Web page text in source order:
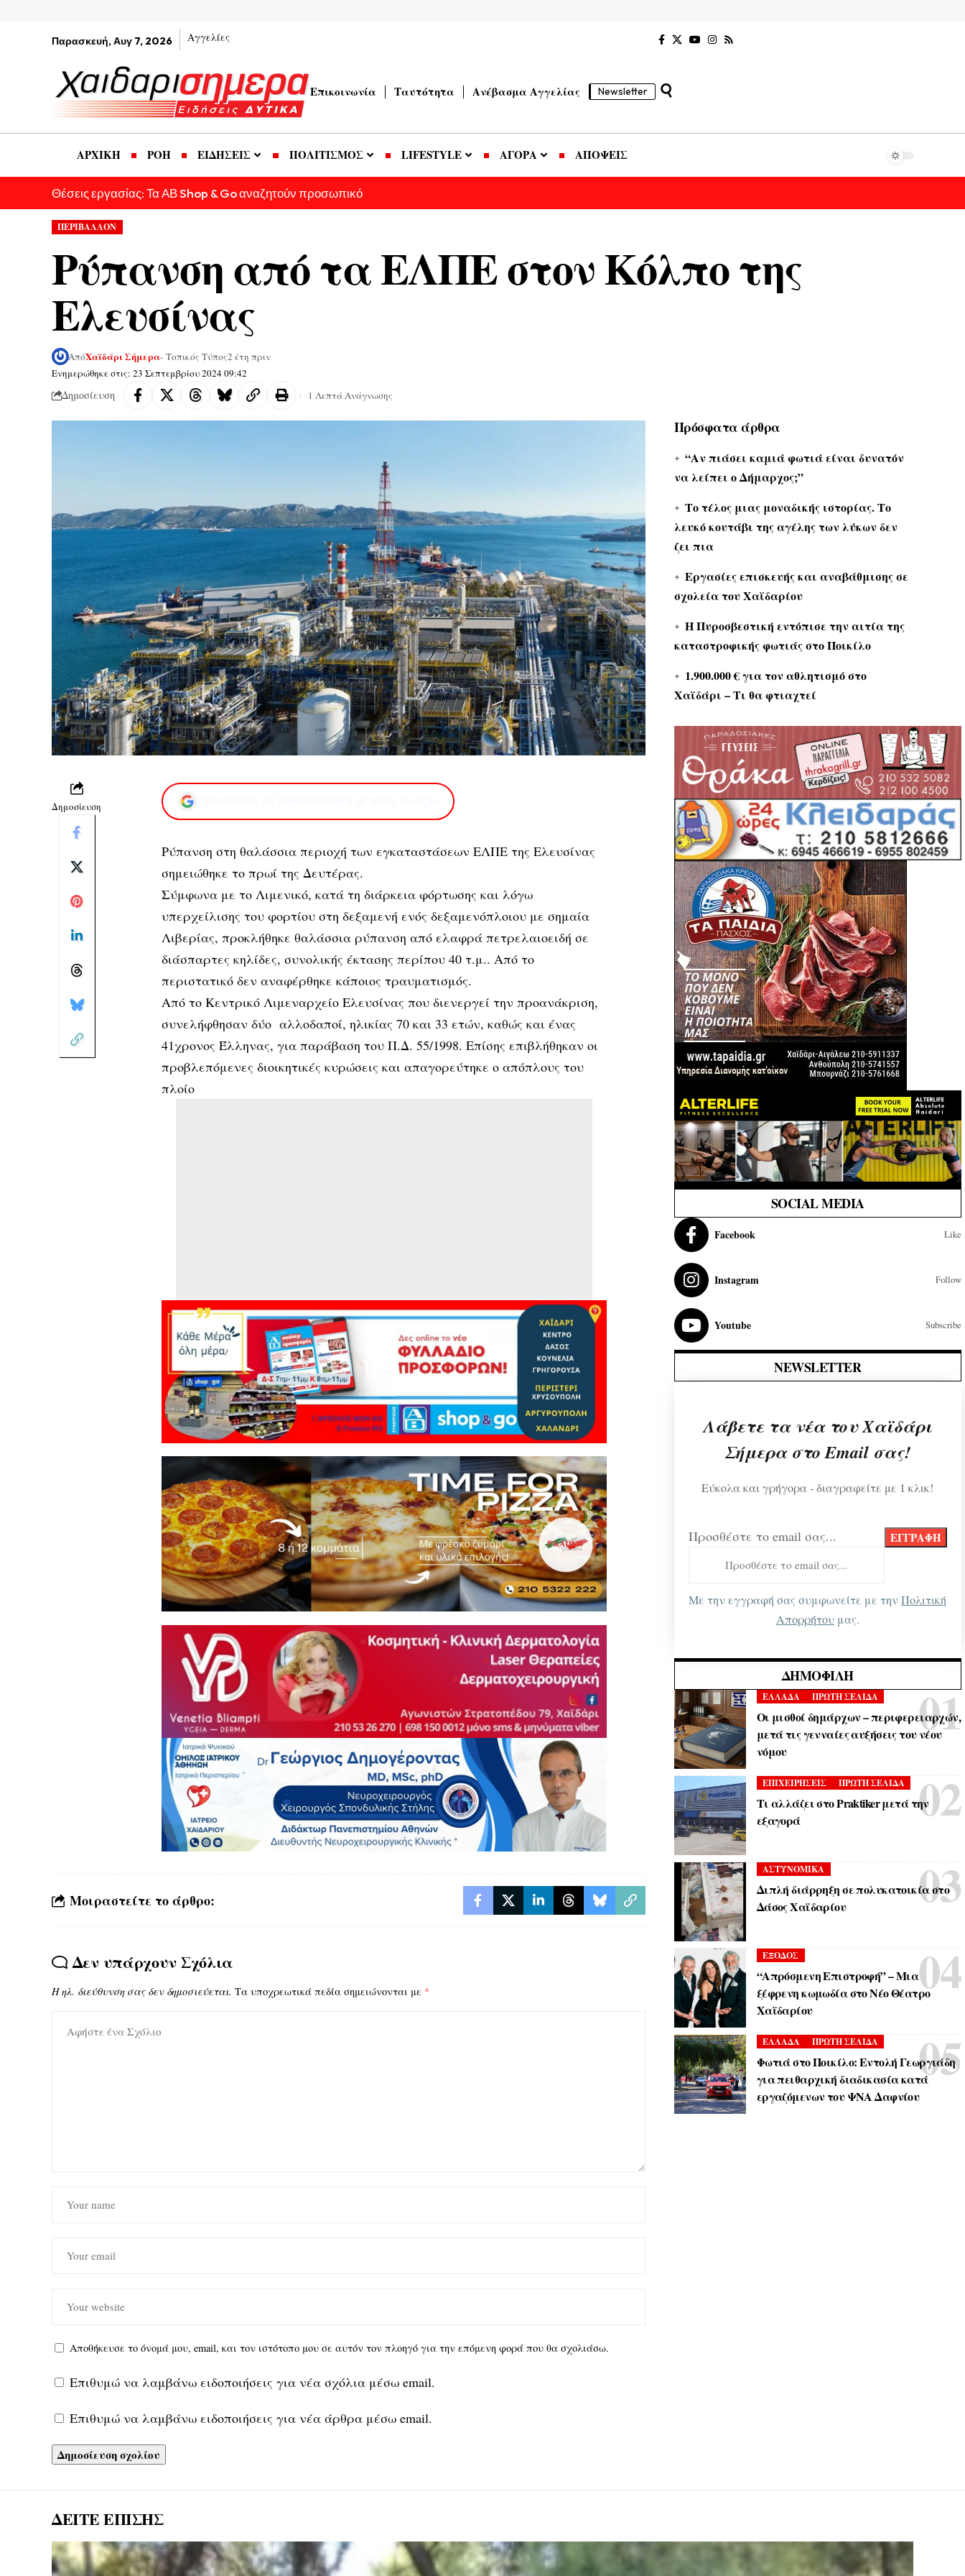
Παρασκευή, Αυγ 7, 2026 Αγγελίες
Επικοινωνία Ταυτότητα Ανέβασμα Αγγελίας Newsletter
ΑΡΧΙΚΗ ΡΟΗ ΕΙΔΗΣΕΙΣ ΠΟΛΙΤΙΣΜΟΣ LIFESTYLE ΑΓΟΡΑ ΑΠΟΨΕΙΣ
Θέσεις εργασίας: Τα ΑΒ Shop & Go αναζητούν προσωπικό
ΠΕΡΙΒΑΛΛΟΝ
Ρύπανση από τα ΕΛΠΕ στον Κόλπο της
Ελευσίνας
Ενημερώθηκε στις: 23 Σεπτεμβρίου 2024 09:42
ΑπόΧαϊδάρι Σήμερα- Τοπικός Τύπος2 έτη πριν
Δημοσίευση 1 Λεπτά Ανάγνωσης
Δημοσίευση
Ρύπανση στη θαλάσσια περιοχή των εγκαταστάσεων ΕΛΠΕ της Ελευσίνας
σημειώθηκε το πρωί της Δευτέρας.
Σύμφωνα με το Λιμενικό, κατά τη διάρκεια φόρτωσης και λόγω
υπερχείλισης του φορτίου στη δεξαμενή ενός δεξαμενόπλοιου με σημαία
Λιβερίας, προκλήθηκε θαλάσσια ρύπανση από ελαφρά πετρελαιοειδή σε
διάσπαρτες κηλίδες, συνολικής έκτασης περίπου 40 τ.μ.. Από το
περιστατικό δεν αναφέρθηκε κάποιος τραυματισμός.
Από το Κεντρικό Λιμεναρχείο Ελευσίνας που διενεργεί την προανάκριση,
συνελήφθησαν δύο αλλοδαποί, ηλικίας 70 και 33 ετών, καθώς και ένας
41χρονος Έλληνας, για παράβαση του Π.Δ. 55/1998. Επίσης επιβλήθηκαν οι
προβλεπόμενες διοικητικές κυρώσεις και απαγορεύτηκε ο απόπλους του
πλοίο
Μοιραστείτε το άρθρο:
Δεν υπάρχουν Σχόλια
Η ηλ. διεύθυνση σας δεν δημοσιεύεται. Τα υποχρεωτικά πεδία σημειώνονται με *
Αποθήκευσε το όνομά μου, email, και τον ιστότοπο μου σε αυτόν τον πλοηγό για την επόμενη φορά που θα σχολιάσω.
Επιθυμώ να λαμβάνω ειδοποιήσεις για νέα σχόλια μέσω email.
Επιθυμώ να λαμβάνω ειδοποιήσεις για νέα άρθρα μέσω email.
Πρόσφατα άρθρα
“Αν πιάσει καμιά φωτιά είναι δυνατόν
να λείπει ο Δήμαρχος;”
Το τέλος μιας μοναδικής ιστορίας. Το
λευκό κουτάβι της αγέλης των λύκων δεν
ζει πια
Εργασίες επισκευής και αναβάθμισης σε
σχολεία του Χαϊδαρίου
Η Πυροσβεστική εντόπισε την αιτία της
καταστροφικής φωτιάς στο Ποικίλο
1.900.000 € για τον αθλητισμό στο
Χαϊδάρι – Τι θα φτιαχτεί
SOCIAL MEDIA
Facebook Like
Instagram Follow
Youtube Subscribe
NEWSLETTER
Λάβετε τα νέα του Χαϊδάρι
Σήμερα στο Email σας!
Εύκολα και γρήγορα - διαγραφείτε με 1 κλικ!
Προσθέστε το email σας...
Με την εγγραφή σας συμφωνείτε με τηνΠολιτική
Απορρήτουμας.
ΔΗΜΟΦΙΛΉ
ΕΛΛΑΔΑ ΠΡΩΤΗ ΣΕΛΙΔΑ
Οι μισθοί δημάρχων – περιφερειαρχών,
μετά τις γενναίες αυξήσεις του νέου
νόμου
ΕΠΙΧΕΙΡΗΣΕΙΣ ΠΡΩΤΗ ΣΕΛΙΔΑ
Τι αλλάζει στο Praktiker μετά την
εξαγορά
ΑΣΤΥΝΟΜΙΚΑ
Διπλή διάρρηξη σε πολυκατοικία στο
Δάσος Χαϊδαρίου
ΕΞΟΔΟΣ
“Απρόσμενη Επιστροφή” – Μια
ξέφρενη κωμωδία στο Νέο Θέατρο
Χαϊδαρίου
ΕΛΛΑΔΑ ΠΡΩΤΗ ΣΕΛΙΔΑ
Φωτιά στο Ποικίλο: Εντολή Γεωργιάδη
για πειθαρχική διαδικασία κατά
εργαζόμενων του ΨΝΑ Δαφνίου
ΔΕΙΤΕ ΕΠΙΣΗΣ